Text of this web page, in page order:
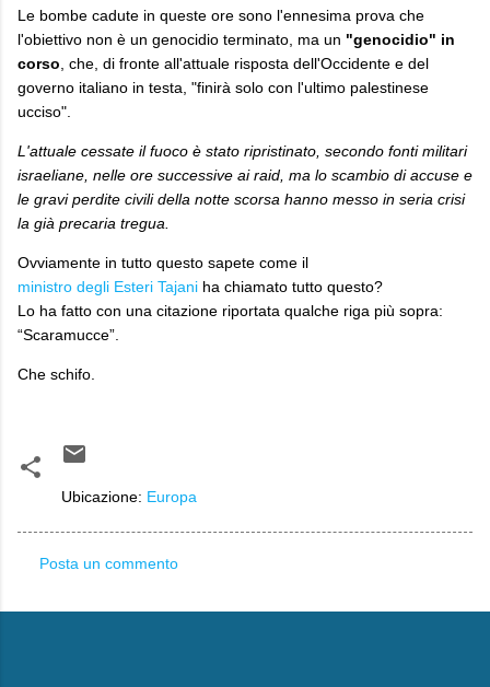
Le bombe cadute in queste ore sono l'ennesima prova che
l'obiettivo non è un genocidio terminato, ma un "genocidio" in
corso, che, di fronte all'attuale risposta dell'Occidente e del
governo italiano in testa, "finirà solo con l'ultimo palestinese
ucciso".
L'attuale cessate il fuoco è stato ripristinato, secondo fonti militari
israeliane, nelle ore successive ai raid, ma lo scambio di accuse e
le gravi perdite civili della notte scorsa hanno messo in seria crisi
la già precaria tregua.
​Ovviamente in tutto questo sapete come il
ministro degli Esteri Tajani ha chiamato tutto questo?
Lo ha fatto con una citazione riportata qualche riga più sopra:
“Scaramucce”.
Che schifo.
Ubicazione: Europa
o
Posta un commento